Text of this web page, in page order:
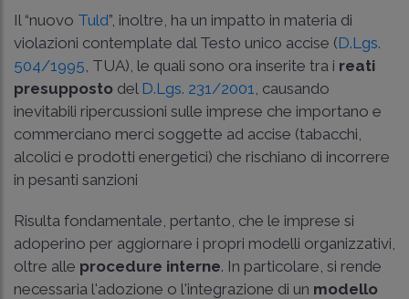
Il “nuovo Tuld”, inoltre, ha un impatto in materia di
violazioni contemplate dal Testo unico accise (D.Lgs.
504/1995 , TUA), le quali sono ora inserite tra i reati
presupposto del D.Lgs. 231/2001 , causando
inevitabili ripercussioni sulle imprese che importano e
commerciano merci soggette ad accise (tabacchi,
alcolici e prodotti energetici) che rischiano di incorrere
in pesanti sanzioni
Risulta fondamentale, pertanto, che le imprese si
adoperino per aggiornare i propri modelli organizzativi,
oltre alle procedure interne. In particolare, si rende
necessaria l'adozione o l'integrazione di un modello